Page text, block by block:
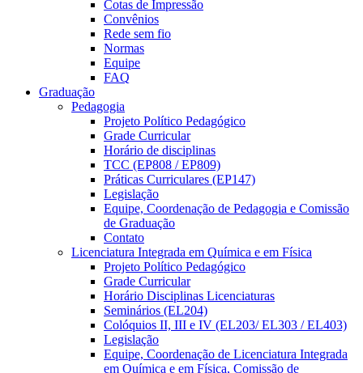
Cotas de Impressão
Convênios
Rede sem fio
Normas
Equipe
FAQ
Graduação
Pedagogia
Projeto Político Pedagógico
Grade Curricular
Horário de disciplinas
TCC (EP808 / EP809)
Práticas Curriculares (EP147)
Legislação
Equipe, Coordenação de Pedagogia e Comissão
de Graduação
Contato
Licenciatura Integrada em Química e em Física
Projeto Político Pedagógico
Grade Curricular
Horário Disciplinas Licenciaturas
Seminários (EL204)
Colóquios II, III e IV (EL203/ EL303 / EL403)
Legislação
Equipe, Coordenação de Licenciatura Integrada
em Química e em Física, Comissão de